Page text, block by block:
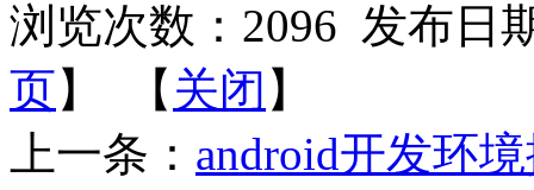
浏览次数： 2096 发布日
页】 【 关闭 】
上一条： android开发环